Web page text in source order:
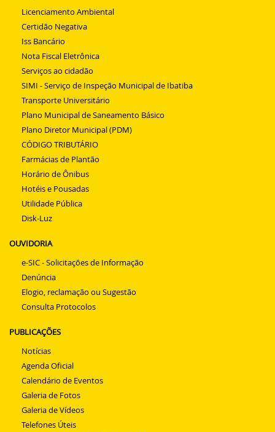
Licenciamento Ambiental
Certidão Negativa
Iss Bancário
Nota Fiscal Eletrônica
Serviços ao cidadão
SIMI - Serviço de Inspeção Municipal de Ibatiba
Transporte Universitário
Plano Municipal de Saneamento Básico
Plano Diretor Municipal (PDM)
CÓDIGO TRIBUTÁRIO
Farmácias de Plantão
Horário de Ônibus
Hotéis e Pousadas
Utilidade Pública
Disk-Luz
OUVIDORIA
e-SIC - Solicitações de Informação
Denúncia
Elogio, reclamação ou Sugestão
Consulta Protocolos
PUBLICAÇÕES
Notícias
Agenda Oficial
Calendário de Eventos
Galeria de Fotos
Galeria de Vídeos
Telefones Úteis